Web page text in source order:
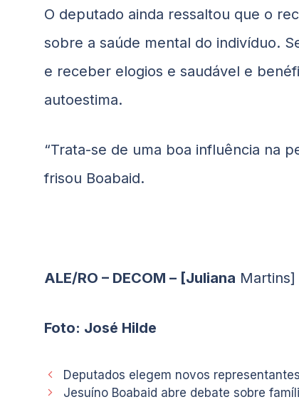
O deputado ainda ressaltou que o
sobre a saúde mental do indivíduo.
e receber elogios e saudável e
autoestima.
“Trata-se de uma boa influência na
frisou Boabaid.
ALE/RO – DECOM – [Juliana Martins]
Foto: José Hilde
Deputados elegem novos
Jesuíno Boabaid abre debate sobre